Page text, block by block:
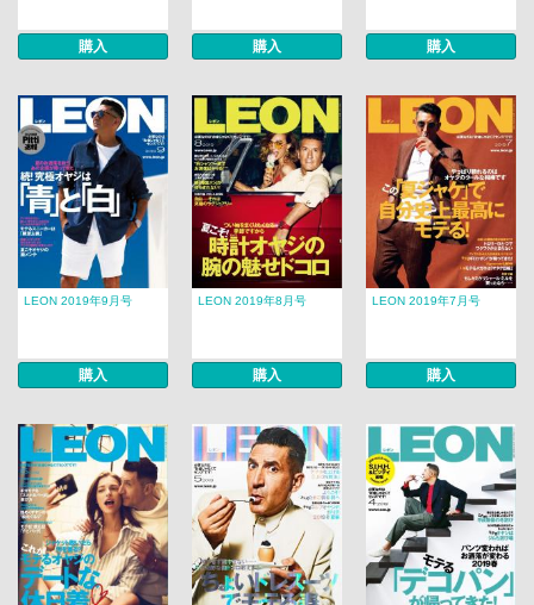
購入 購入 購入
LEON 2019年9月号
購入
LEON 2019年8月号
購入
LEON 2019年7月号
購入